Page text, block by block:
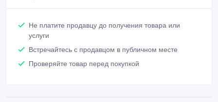
Не платите продавцу до получения товара или
услуги
Встречайтесь с продавцом в публичном месте
Проверяйте товар перед покупкой